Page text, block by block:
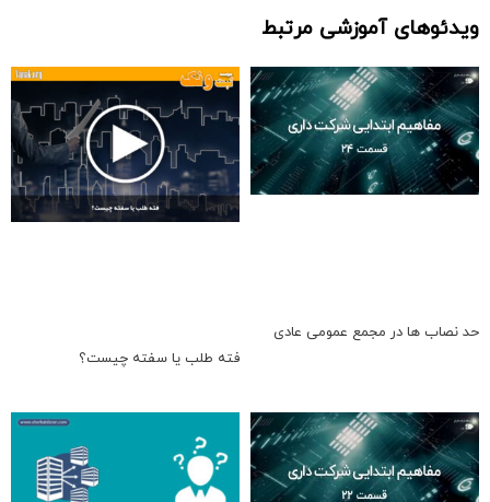
ویدئوهای آموزشی مرتبط
حد نصاب ها در مجمع عمومی عادی
فته طلب یا سفته چیست؟